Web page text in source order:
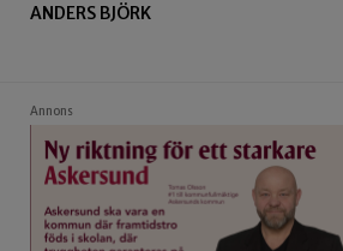
ANDERS BJÖRK
Annons